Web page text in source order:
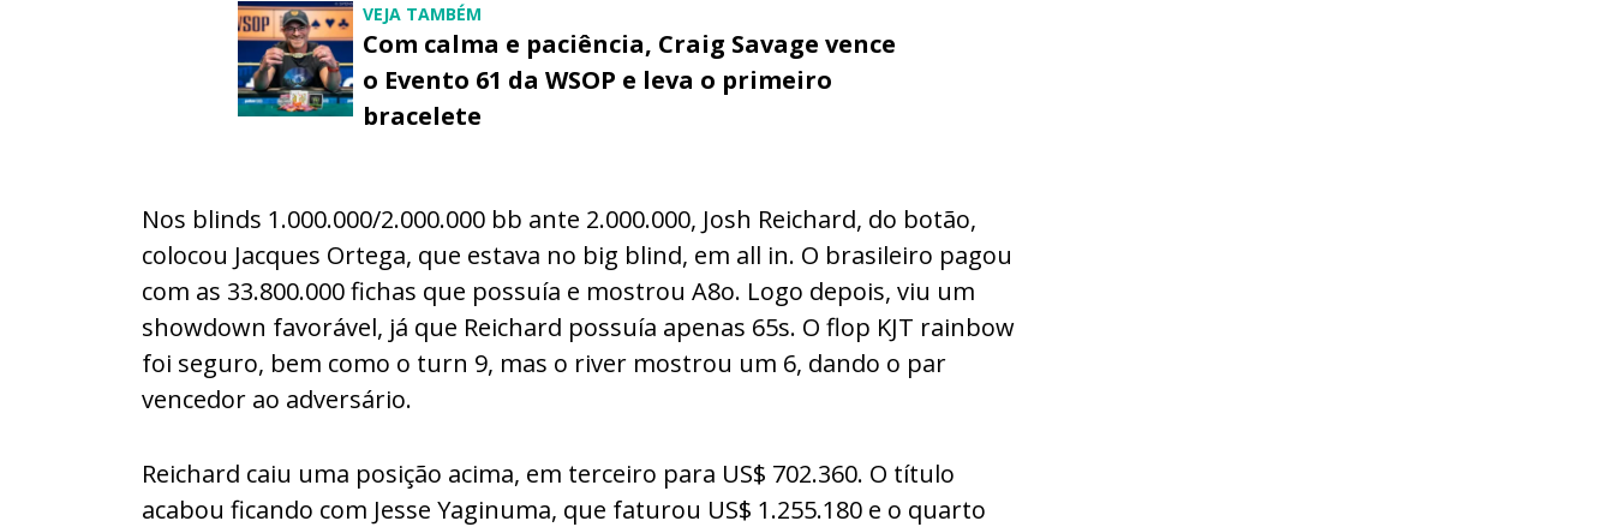
VEJA TAMBÉM
Com calma e paciência, Craig Savage vence
o Evento 61 da WSOP e leva o primeiro
bracelete
Nos blinds 1.000.000/2.000.000 bb ante 2.000.000, Josh Reichard, do botão,
colocou Jacques Ortega, que estava no big blind, em all in. O brasileiro pagou
com as 33.800.000 fichas que possuía e mostrou A8o. Logo depois, viu um
showdown favorável, já que Reichard possuía apenas 65s. O flop KJT rainbow
foi seguro, bem como o turn 9, mas o river mostrou um 6, dando o par
vencedor ao adversário.
Reichard caiu uma posição acima, em terceiro para US$ 702.360. O título
acabou ficando com Jesse Yaginuma, que faturou US$ 1.255.180 e o quarto